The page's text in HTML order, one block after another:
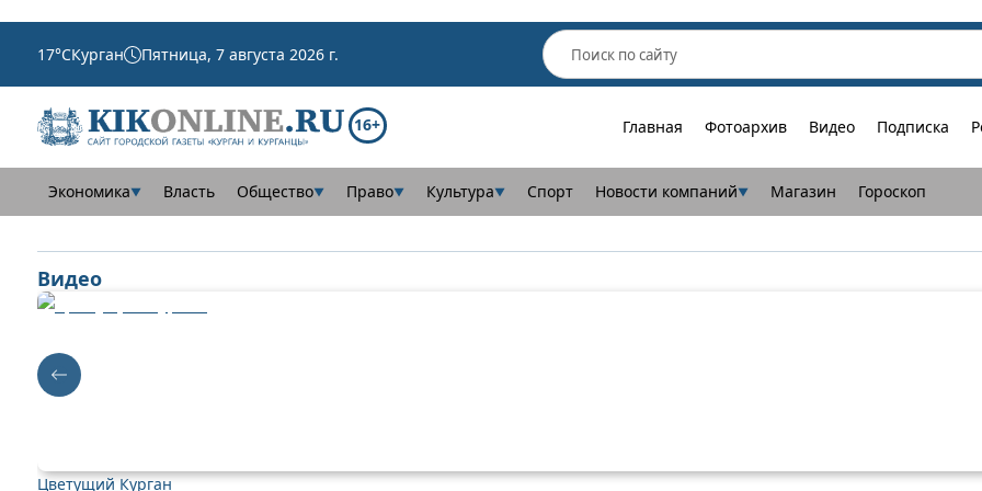
17°CКурган Пятница, 7 августа 2026 г.
16+ Главная Фотоархив Видео Подписка
Экономика▼ Власть Общество▼ Право▼ Культура▼ Спорт Новости компаний▼ Магазин Гороскоп
Видео
Цветущий Курган